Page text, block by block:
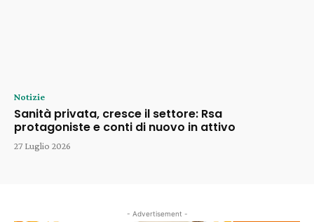
Notizie
Sanità privata, cresce il settore: Rsa
protagoniste e conti di nuovo in attivo
27 Luglio 2026
- Advertisement -